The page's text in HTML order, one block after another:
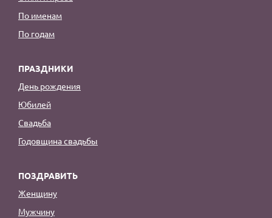
По именам
По годам
ПРАЗДНИКИ
День рождения
Юбилей
Свадьба
Годовщина свадьбы
ПОЗДРАВИТЬ
Женщину
Мужчину